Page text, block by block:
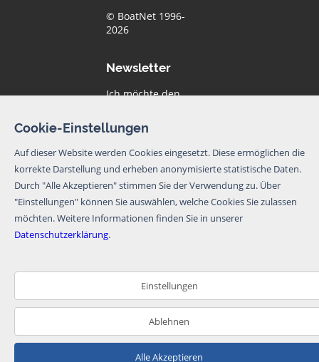
© BoatNet 1996-
2026
Newsletter
Ich möchte den
BoatNet per eMail
erhalten. Von dem
Newsletter kann
ich mich jederzeit
per eMail oder
über den
Abmeldelink im
Newsletter
Bitte beachten Sie
unsere
Datenschutzerklärung.
Cookie-Einstellungen
Auf dieser Website werden Cookies eingesetzt. Diese ermöglichen die
korrekte Darstellung und erheben anonymisierte statistische Daten.
Durch "Alle Akzeptieren" stimmen Sie der Verwendung zu. Über
"Einstellungen" können Sie auswählen, welche Cookies Sie zulassen
möchten.Weitere Informationen finden Sie in unserer
Datenschutzerklärung.
Einstellungen
Ablehnen
Alle Akzeptieren